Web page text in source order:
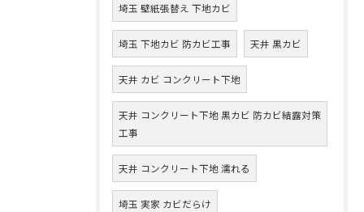
埼玉 壁紙張替え 下地カビ
埼玉 下地カビ 防カビ工事 天井 黒カビ
天井 カビ コンクリート下地
天井 コンクリート下地 黒カビ 防カビ結露対策
工事
天井 コンクリート下地 濡れる
埼玉 実家 カビだらけ